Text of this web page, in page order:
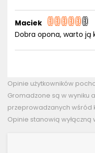
Maciek
Dobra opona, warto ją
Opinie użytkowników
Gromadzone są w wyniku
przeprowadzanych wśród
Opinie stanowią wyłączną